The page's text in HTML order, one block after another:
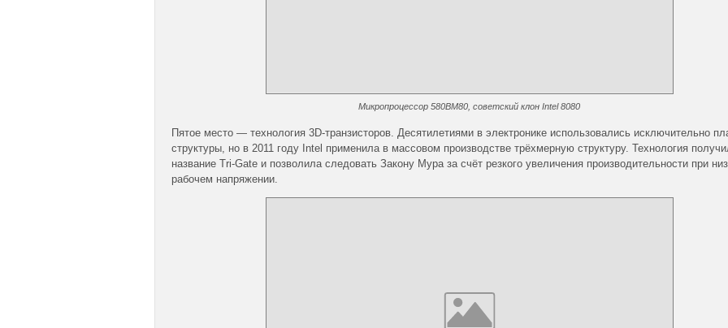
Микропроцессор 580ВМ80, советский клон Intel 8080
Пятое место — технология 3D-транзисторов. Десятилетиями в электронике использовались исключительно
структуры, но в 2011 году Intel применила в массовом производстве трёхмерную структуру. Технология
название Tri-Gate и позволила следовать Закону Мура за счёт резкого увеличения производительности при
рабочем напряжении.